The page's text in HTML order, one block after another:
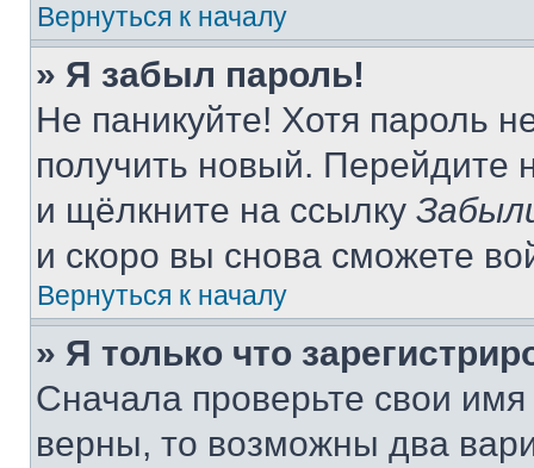
Вернуться к началу
» Я забыл пароль!
Не паникуйте! Хотя пароль
получить новый. Перейдите
и щёлкните на ссылку
и скоро вы снова сможете
Вернуться к началу
» Я только что
Сначала проверьте свои
верны, то возможны два